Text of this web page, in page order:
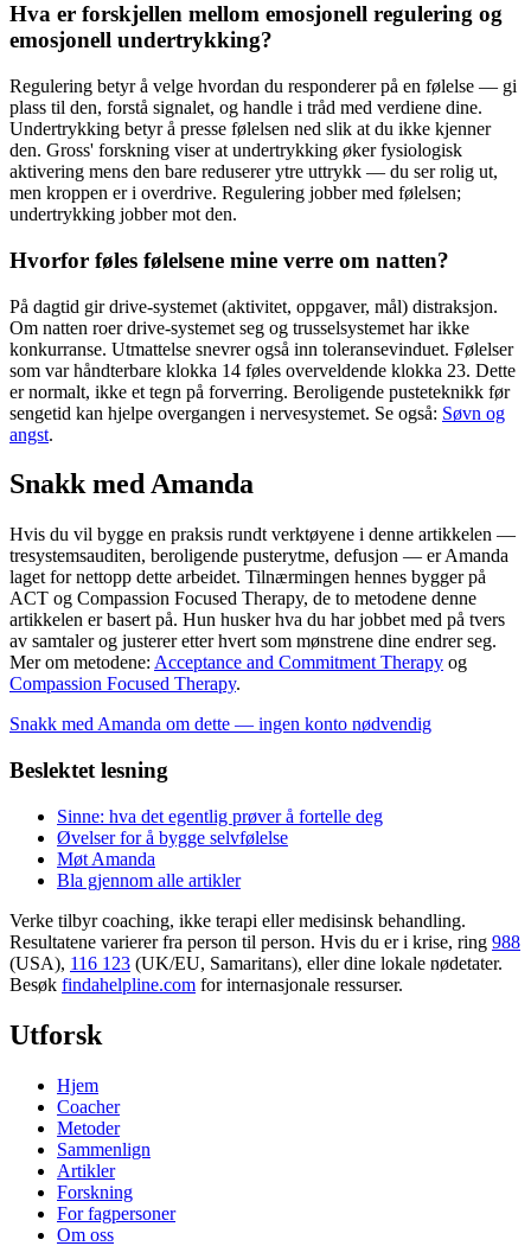
Hva er forskjellen mellom emosjonell regulering og
emosjonell undertrykking?
Regulering betyr å velge hvordan du responderer på en følelse — gi
plass til den, forstå signalet, og handle i tråd med verdiene dine.
Undertrykking betyr å presse følelsen ned slik at du ikke kjenner
den. Gross' forskning viser at undertrykking øker fysiologisk
aktivering mens den bare reduserer ytre uttrykk — du ser rolig ut,
men kroppen er i overdrive. Regulering jobber med følelsen;
undertrykking jobber mot den.
Hvorfor føles følelsene mine verre om natten?
På dagtid gir drive-systemet (aktivitet, oppgaver, mål) distraksjon.
Om natten roer drive-systemet seg og trusselsystemet har ikke
konkurranse. Utmattelse snevrer også inn toleransevinduet. Følelser
som var håndterbare klokka 14 føles overveldende klokka 23. Dette
er normalt, ikke et tegn på forverring. Beroligende pusteteknikk før
sengetid kan hjelpe overgangen i nervesystemet. Se også: Søvn og
angst.
Snakk med Amanda
Hvis du vil bygge en praksis rundt verktøyene i denne artikkelen —
tresystemsauditen, beroligende pusterytme, defusjon — er Amanda
laget for nettopp dette arbeidet. Tilnærmingen hennes bygger på
ACT og Compassion Focused Therapy, de to metodene denne
artikkelen er basert på. Hun husker hva du har jobbet med på tvers
av samtaler og justerer etter hvert som mønstrene dine endrer seg.
Mer om metodene: Acceptance and Commitment Therapy og
Compassion Focused Therapy.
Snakk med Amanda om dette — ingen konto nødvendig
Beslektet lesning
Sinne: hva det egentlig prøver å fortelle deg
Øvelser for å bygge selvfølelse
Møt Amanda
Bla gjennom alle artikler
Verke tilbyr coaching, ikke terapi eller medisinsk behandling.
Resultatene varierer fra person til person. Hvis du er i krise, ring 988
(USA), 116 123 (UK/EU, Samaritans), eller dine lokale nødetater.
Besøk findahelpline.com for internasjonale ressurser.
Utforsk
Hjem
Coacher
Metoder
Sammenlign
Artikler
Forskning
For fagpersoner
Om oss